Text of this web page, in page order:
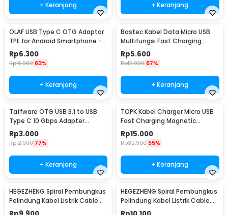
+ Keranjang + Keranjang
OLAF USB Type C OTG Adaptor
TPE for Android Smartphone -
PJ1658-01
Rp6.300
Rp16.900 63%
+ Keranjang
Bastec Kabel Data Micro USB
Multifungsi Fast Charging
Braided 100cm - BN100
Rp5.600
Rp16.900 67%
+ Keranjang
Taffware OTG USB 3.1 to USB
Type C 10 Gbps Adapter
Converter - A2
Rp3.000
Rp12.900 77%
+ Keranjang
TOPK Kabel Charger Micro USB
Fast Charging Magnetic
Braided 5V 2.4A 1M - CS1711
Rp15.000
Rp32.900 55%
+ Keranjang
HEGEZHENG Spiral Pembungkus
Pelindung Kabel Listrik Cable
Organizer 6mmx14M - HPS-60
HEGEZHENG Spiral Pembungkus
Pelindung Kabel Listrik Cable
Organizer 10mmx8M - HPS-60